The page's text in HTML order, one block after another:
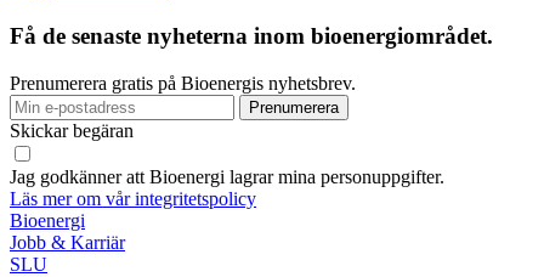
Få de senaste nyheterna inom bioenergiområdet.
Prenumerera gratis på Bioenergis nyhetsbrev.
Skickar begäran
Jag godkänner att Bioenergi lagrar mina personuppgifter.
Läs mer om vår integritetspolicy
Bioenergi
Jobb & Karriär
SLU